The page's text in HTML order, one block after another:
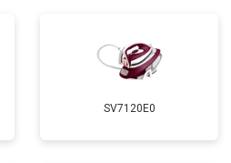
SV7120E0